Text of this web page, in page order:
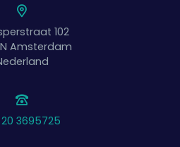
102
Amsterdam
20 3695725